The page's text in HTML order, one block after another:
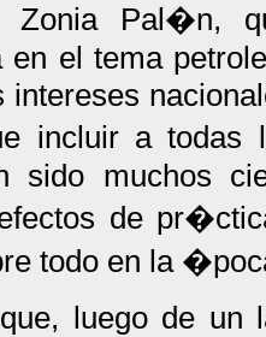
Zonia Pal�n,
en el tema
intereses
incluir a todas
sido muchos
de
todo en la
luego de un